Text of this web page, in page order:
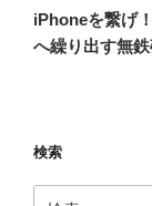
ー
シ
の
投
iPhoneを繋げ
へ繰り出す無
検索